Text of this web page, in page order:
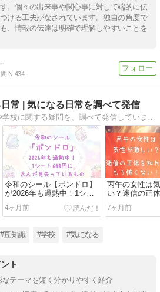
。個々の出来事や関心事に対して端的に伝
ける工夫がなされています。独自の角度で
、情報の伝達は明確で理解しやすいことを
間IN:434
常 | 気になる日常を調べて発信
気になる日常の疑問や学校に関する疑問を、調べて発信しています。
令和のシール【ボンドロ】
が2026年も過熱中！1シー
ト600円に大人が見失って
いるもの
4ヶ月前
丙午の女性は
い？迷信の正
う怖くない！
7ヶ月前
#豆知識 #学校 #気になる
ト
テーマを短く分かりやすく紹介